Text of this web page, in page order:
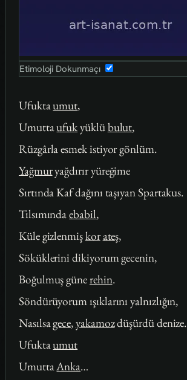
Etimoloji Dokunmaçı
Ufuktaumut,
Umuttaufukyüklübulut,
Rüzgârla esmek istiyor gönlüm.
Yağmuryağdırır yüreğime
Sırtında Kaf dağını taşıyan Spartakus.
Tılsımındaebabil,
Küle gizlenmişkorateş,
Söküklerini dikiyorum gecenin,
Boğulmuş günerehin.
Söndürüyorum ışıklarını yalnızlığın,
Nasılsagece,yakamozdüşürdü denize.
Ufuktaumut
UmuttaAnka…